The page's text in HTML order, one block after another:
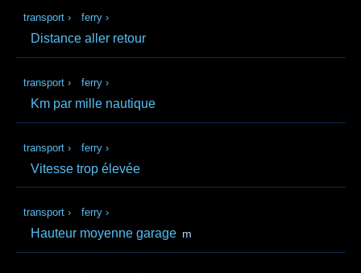
transport › ferry ›
Distance aller retour
transport › ferry ›
Km par mille nautique
transport › ferry ›
Vitesse trop élevée
transport › ferry ›
Hauteur moyenne garage m